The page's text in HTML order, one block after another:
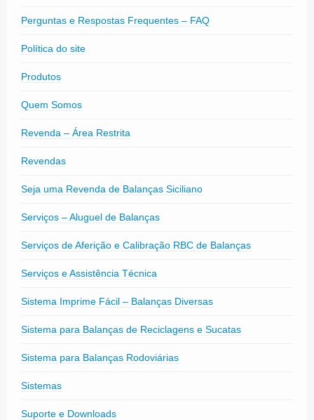
Perguntas e Respostas Frequentes – FAQ
Política do site
Produtos
Quem Somos
Revenda – Área Restrita
Revendas
Seja uma Revenda de Balanças Siciliano
Serviços – Aluguel de Balanças
Serviços de Aferição e Calibração RBC de Balanças
Serviços e Assistência Técnica
Sistema Imprime Fácil – Balanças Diversas
Sistema para Balanças de Reciclagens e Sucatas
Sistema para Balanças Rodoviárias
Sistemas
Suporte e Downloads